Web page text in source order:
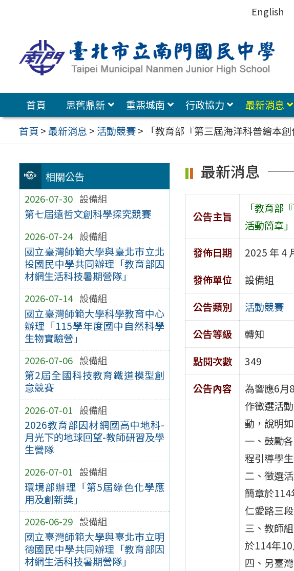
容
區
English
首頁 思舊鼎新 重熙城南 行政協力 最新消息
首頁 >最新消息 > 活動競賽> 「教育部『第三屆海洋科普繪本
相關公告
2026-07-30 設備組
第七屆遠哲文創科學探究競賽
2026-07-24 設備組
國立臺灣師範大學與臺北市立北
投國民中學共同辦理「教育部因
材網生活科技暑期營隊」
2026-07-14 設備組
國立臺灣師範大學科學教育中心
辦理「115學年度國中自然科學
生物實驗營」
2026-07-06 設備組
第2屆全國科技教育鐵道模型創
意競賽
2026-07-01 設備組
2026教育部因材網國高中地科-
月光下的地球回望-教師研習及學
生營隊
2026-07-01 設備組
環境部辦理「第5屆綠色化學應
用及創新獎」
2026-06-29 設備組
國立臺灣師範大學與臺北市立明
德國民中學共同辦理「教育部因
材網生活科技暑期營隊」
最新消息
公告主旨
「教育部
活動簡章」
發佈日期
2025 年 4
發佈單位
設備組
公告類別
活動競賽
公告等級
轉知
點閱次數
349
公告內容
為響應6月
作徵選活
動，說明如
一、鼓勵
程引導學
二、徵選
簡章於
仁愛路三
三、教師
於114年
四、另臺